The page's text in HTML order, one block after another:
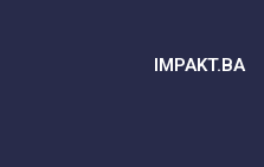
IMPAKT.BA